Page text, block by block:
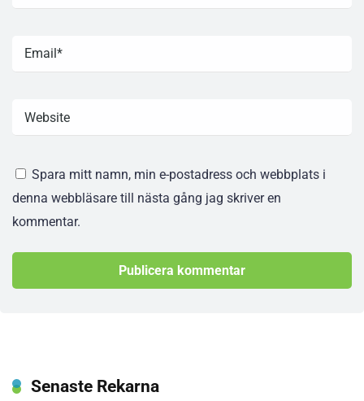
Spara mitt namn, min e-postadress och webbplats i
denna webbläsare till nästa gång jag skriver en
kommentar.
Senaste Rekarna